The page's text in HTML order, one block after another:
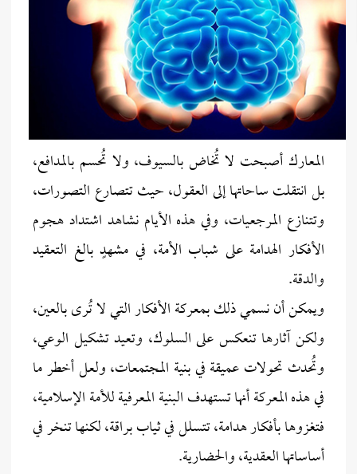
المعارك أصبحت لا تُخاض بالسيوف، ولا تُحسم بالمدافع،
بل انتقلت ساحاتها إلى العقول، حيث تتصارع التصورات،
وتتنازع المرجعيات، وفي هذه الأيام نشاهد اشتداد هجوم
الأفكار الهدامة على شباب الأمة، في مشهدٍ بالغ التعقيد
والدقة.
ويمكن أن نسمي ذلك بمعركة الأفكار التي لا تُرى بالعين،
ولكن آثارها تنعكس على السلوك، وتعيد تشكيل الوعي،
وتُحدث تحولات عميقة في بنية المجتمعات، ولعل أخطر ما
في هذه المعركة أنها تستهدف البنية المعرفية للأمة الإسلامية،
فتغزوها بأفكار هدامة، تتسلل في ثياب براقة، لكنها تنخر في
أساساتها العقدية، والحضارية.